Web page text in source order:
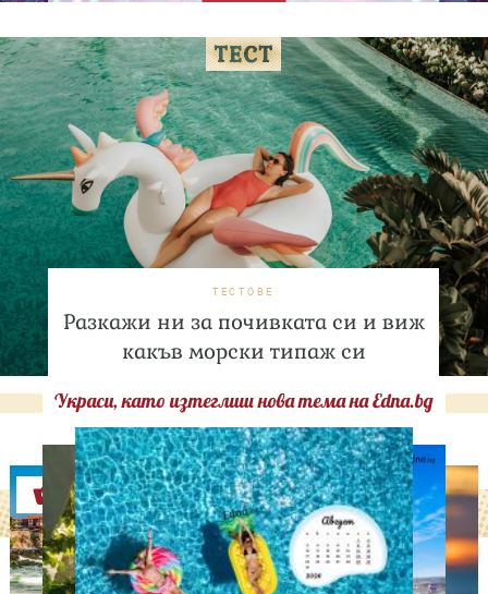
ТЕСТОВЕ
Разкажи ни за почивката си и виж
какъв морски типаж си
Украси, като изтеглиш нова тема на Edna.bg
Оферти
СВОБОДНО ВРЕМЕ